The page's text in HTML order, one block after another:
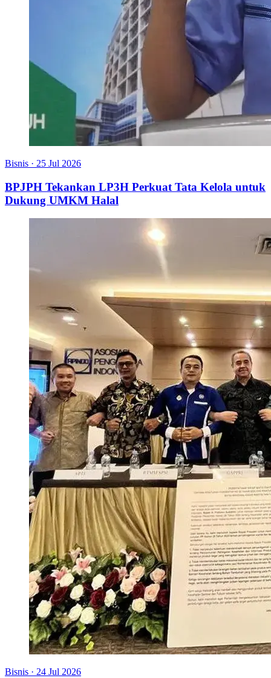
Bisnis · 25 Jul 2026
BPJPH Tekankan LP3H Perkuat Tata Kelola untuk
Dukung UMKM Halal
Bisnis · 24 Jul 2026